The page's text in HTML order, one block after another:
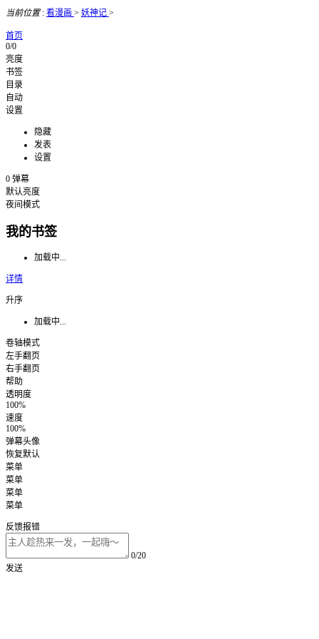
当前位置: 看漫画 > 妖神记 >
首页
0/0
亮度
书签
目录
自动
设置
隐藏
发表
设置
0 弹幕
默认亮度
夜间模式
我的书签
加载中...
详情
升序
加载中...
卷轴模式
左手翻页
右手翻页
帮助
透明度
100%
速度
100%
弹幕头像
恢复默认
菜单
菜单
菜单
菜单
反馈报错
0/20
发送